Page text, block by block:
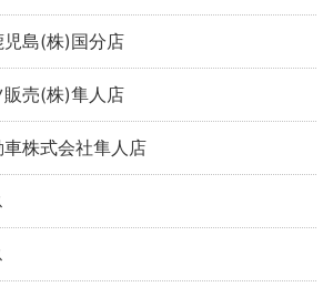
島(株)国分店
販売(株)隼人店
株式会社隼人店